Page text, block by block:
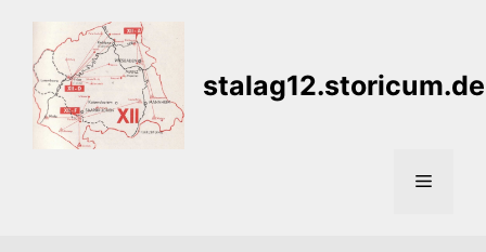
contenu
stalag12.storicum.de
Menu